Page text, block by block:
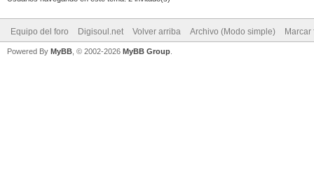
Equipo del foro Digisoul.net Volver arriba Archivo (Modo simple) Marcar
Powered By MyBB , © 2002-2026 MyBB Group